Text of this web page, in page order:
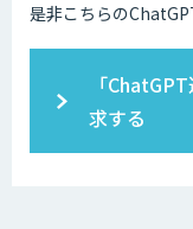
是非こちらの
「
求する